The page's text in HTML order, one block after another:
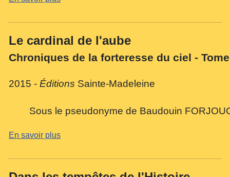
Le cardinal de l'aube
Chroniques de la forteresse du ciel -
2015 - Éditions Sainte-Madeleine
Sous le pseudonyme de Baudouin F
En savoir plus